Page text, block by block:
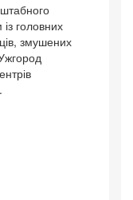
головних
змушених